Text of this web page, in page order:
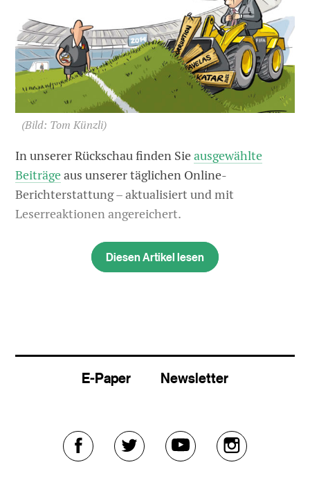
(Bild: Tom Künzli)
In unserer Rückschau finden Sieausgewählte
Beiträgeaus unserer täglichen Online-
Berichterstattung – aktualisiert und mit
Leserreaktionen angereichert.
Diesen Artikel lesen
E-Paper Newsletter
Externer Externer Externer Externer